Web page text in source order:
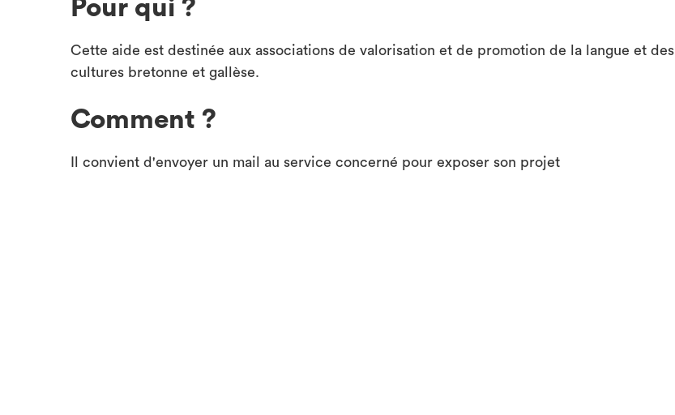
Pour qui ?
Cette aide est destinée aux associations de valorisation et de promotion de la langue et des
cultures bretonne et gallèse.
Comment ?
Il convient d'envoyer un mail au service concerné pour exposer son projet